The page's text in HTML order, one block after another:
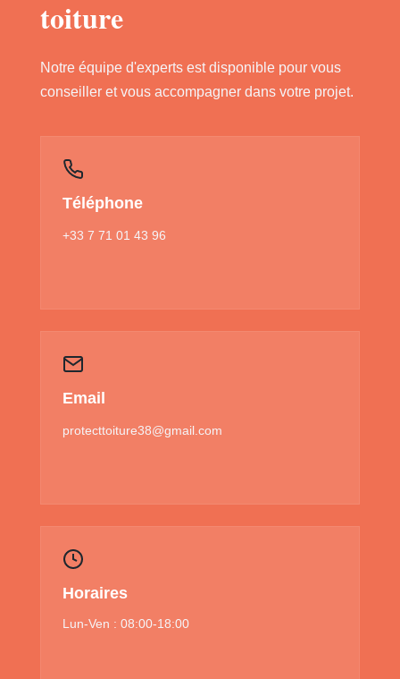
toiture
Notre équipe d'experts est disponible pour vous
conseiller et vous accompagner dans votre projet.
Téléphone
+33 7 71 01 43 96
Email
protecttoiture38@gmail.com
Horaires
Lun-Ven : 08:00-18:00